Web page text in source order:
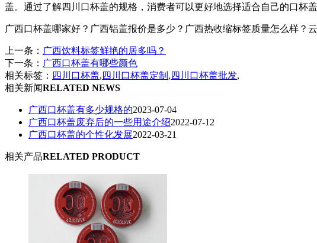
盖。通过了解四川口杯盖的规格，消费者可以更好地选择适合自己的口杯
广西口杯盖哪家好？广西铝盖报价是多少？广西热收缩标签质量怎么样？
上一条： 广西饮料标签鲜艳的居多吗？
下一条： 广西口杯盖有哪些颜色
相关标签： 四川口杯盖, 四川口杯盖定制 , 四川口杯盖批发,
相关新闻RELATED NEWS
广西口杯盖有多少规格的2023-07-04
广西口杯盖废弃后的一些用途介绍2022-07-12
广西口杯盖的个性化发展2022-03-21
相关产品RELATED PRODUCT